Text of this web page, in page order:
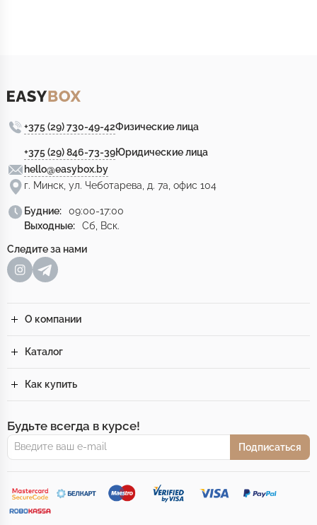
+375 (29) 730-49-42Физические лица
+375 (29) 846-73-39Юридические лица
hello@easybox.by
г. Минск, ул. Чеботарева, д. 7а, офис 104
Будние:
09:00-17:00
Выходные:
Сб, Вск.
Следите за нами
О компании
Каталог
Как купить
Будьте всегда в курсе!
Подписаться